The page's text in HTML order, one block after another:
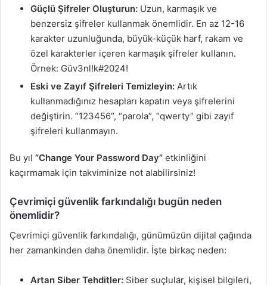
Güçlü Şifreler Oluşturun: Uzun, karmaşık ve
benzersiz şifreler kullanmak önemlidir. En az 12-16
karakter uzunluğunda, büyük-küçük harf, rakam ve
özel karakterler içeren karmaşık şifreler kullanın.
Örnek: Güv3nl!k#2024!
Eski ve Zayıf Şifreleri Temizleyin: Artık
kullanmadığınız hesapları kapatın veya şifrelerini
değiştirin. “123456”, “parola”, “qwerty” gibi zayıf
şifreleri kullanmayın.
Bu yıl “Change Your Password Day” etkinliğini
kaçırmamak için takviminize not alabilirsiniz!
Çevrimiçi güvenlik farkındalığı bugün neden
önemlidir?
Çevrimiçi güvenlik farkındalığı, günümüzün dijital çağında
her zamankinden daha önemlidir. İşte birkaç neden:
Artan Siber Tehditler: Siber suçlular, kişisel bilgileri,